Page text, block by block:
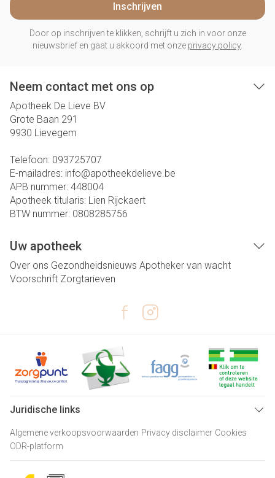
Inschrijven
Door op inschrijven te klikken, schrijft u zich in voor onze
nieuwsbrief en gaat u akkoord met onze privacy policy.
Neem contact met ons op
Apotheek De Lieve BV
Grote Baan 291
9930 Lievegem
Telefoon: 093725707
E-mailadres: info@apotheekdelieve.be
APB nummer: 448004
Apotheek titularis: Lien Rijckaert
BTW nummer: 0808285756
Uw apotheek
Over ons Gezondheidsnieuws Apotheker van wacht
Voorschrift Zorgtarieven
Juridische links
Algemene verkoopsvoorwaarden Privacy disclaimer Cookies
ODR-platform